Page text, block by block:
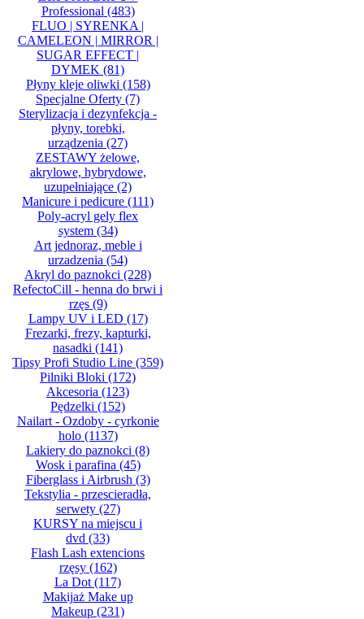
Professional (483)
FLUO | SYRENKA |
CAMELEON | MIRROR |
SUGAR EFFECT |
DYMEK (81)
Płyny kleje oliwki (158)
Specjalne Oferty (7)
Sterylizacja i dezynfekcja -
płyny, torebki,
urządzenia (27)
ZESTAWY żelowe,
akrylowe, hybrydowe,
uzupełniające (2)
Manicure i pedicure (111)
Poly-acryl gely flex
system(34)
Art jednoraz, meble i
urzadzenia (54)
Akryl do paznokci (228)
RefectoCill - henna do brwi i
rzęs(9)
Lampy UV i LED (17)
Frezarki, frezy, kapturki,
nasadki (141)
Tipsy Profi Studio Line (359)
Pilniki Bloki (172)
Akcesoria (123)
Pędzelki (152)
Nailart - Ozdoby - cyrkonie
holo(1137)
Lakiery do paznokci (8)
Wosk i parafina (45)
Fiberglass i Airbrush (3)
Tekstylia - przescieradła,
serwety(27)
KURSY na miejscu i
dvd (33)
Flash Lash extencions
rzęsy(162)
La Dot (117)
Makijaż Make up
Makeup (231)